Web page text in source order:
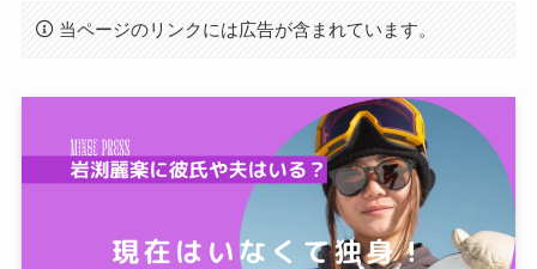
当ページのリンクには広告が含まれています。